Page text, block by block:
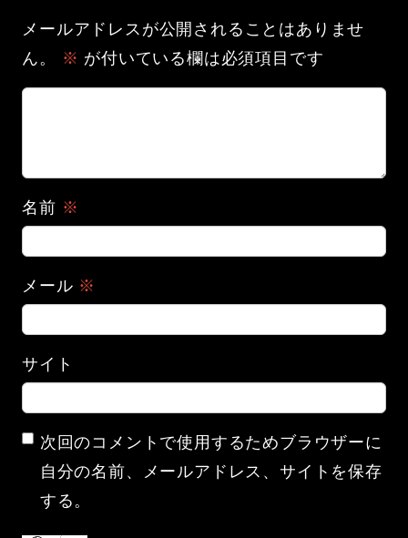
メールアドレスが公開されることはありませ
ん。
※ が付いている欄は必須項目です
名前 ※
メール ※
サイト
次回のコメントで使用するためブラウザーに
自分の名前、メールアドレス、サイトを保存
する。